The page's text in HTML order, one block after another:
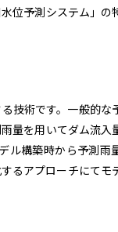
位予測システム」の
技術です。一般的な
量を用いてダム流入
ル構築時から予測雨
るアプローチにてモ